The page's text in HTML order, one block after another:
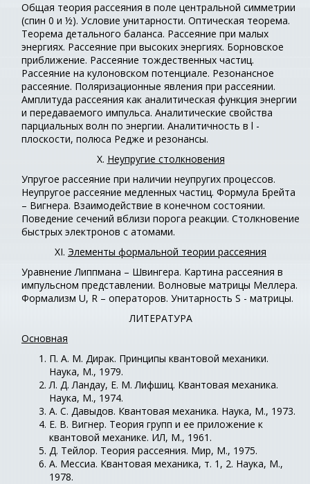
Общая теория рассеяния в поле центральной симметрии
(спин 0 и ½). Условие унитарности. Оптическая теорема.
Теорема детального баланса. Рассеяние при малых
энергиях. Рассеяние при высоких энергиях. Борновское
приближение. Рассеяние тождественных частиц.
Рассеяние на кулоновском потенциале. Резонансное
рассеяние. Поляризационные явления при рассеянии.
Амплитуда рассеяния как аналитическая функция энергии
и передаваемого импульса. Аналитические свойства
парциальных волн по энергии. Аналитичность в l -
плоскости, полюса Редже и резонансы.
X. Неупругие столкновения
Упругое рассеяние при наличии неупругих процессов.
Неупругое рассеяние медленных частиц. Формула Брейта
– Вигнера. Взаимодействие в конечном состоянии.
Поведение сечений вблизи порога реакции. Столкновение
быстрых электронов с атомами.
XI. Элементы формальной теории рассеяния
Уравнение Липпмана – Швингера. Картина рассеяния в
импульсном представлении. Волновые матрицы Меллера.
Формализм U, R – операторов. Унитарность S - матрицы.
ЛИТЕРАТУРА
Основная
П. А. М. Дирак. Принципы квантовой механики.
Наука, М., 1979.
Л. Д. Ландау, Е. М. Лифшиц. Квантовая механика.
Наука, М., 1974.
А. С. Давыдов. Квантовая механика. Наука, М., 1973.
Е. В. Вигнер. Теория групп и ее приложение к
квантовой механике. ИЛ, М., 1961.
Д. Тейлор. Теория рассеяния. Мир, М., 1975.
А. Мессиа. Квантовая механика, т. 1, 2. Наука, М.,
1978.